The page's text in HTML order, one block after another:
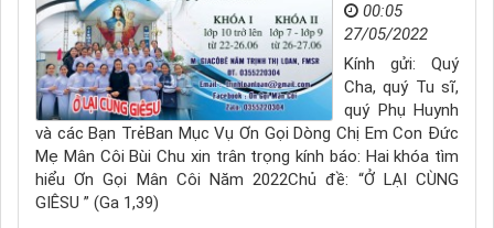
00:05
27/05/2022
Kính gửi: Quý
Cha, quý Tu sĩ,
quý Phụ Huynh
và các Bạn TrẻBan Mục Vụ Ơn Gọi Dòng Chị Em Con Đức
Mẹ Mân Côi Bùi Chu xin trân trọng kính báo: Hai khóa tìm
hiểu Ơn Gọi Mân Côi Năm 2022Chủ đề: “Ở LẠI CÙNG
GIÊSU ” (Ga 1,39)